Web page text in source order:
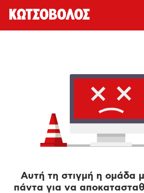
Αυτή τη στιγμή η ομάδα
πάντα για να